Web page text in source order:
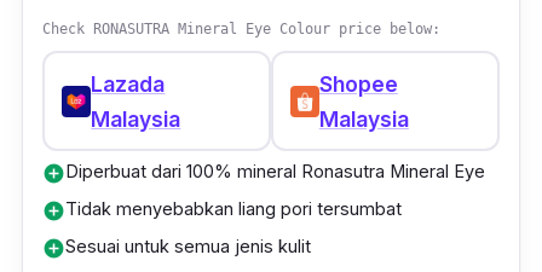
Check RONASUTRA Mineral Eye Colour price below:
Lazada
Malaysia
Shopee
Malaysia
add_circleDiperbuat dari 100% mineral Ronasutra Mineral Eye
add_circleTidak menyebabkan liang pori tersumbat
add_circleSesuai untuk semua jenis kulit